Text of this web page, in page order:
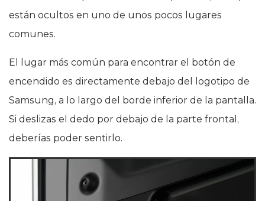
están ocultos en uno de unos pocos lugares
comunes.
El lugar más común para encontrar el botón de
encendido es directamente debajo del logotipo de
Samsung, a lo largo del borde inferior de la pantalla.
Si deslizas el dedo por debajo de la parte frontal,
deberías poder sentirlo.